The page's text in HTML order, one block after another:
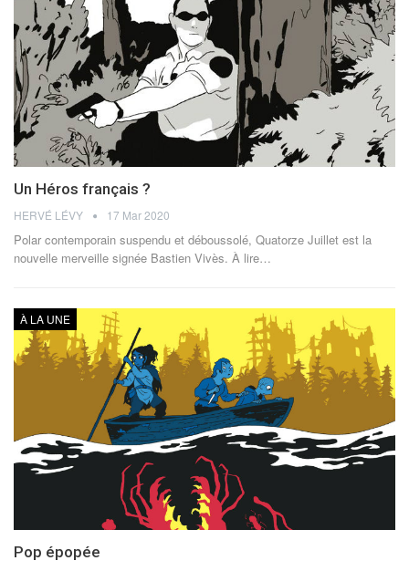
Un Héros français ?
HERVÉ LÉVY 17 Mar 2020
Polar contemporain suspendu et déboussolé, Quatorze Juillet est la
nouvelle merveille signée Bastien Vivès. À lire…
À LA UNE
Pop épopée